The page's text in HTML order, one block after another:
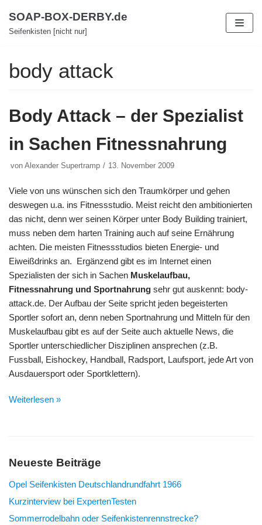
Zum
Inhalt
SOAP-BOX-DERBY.de
Seifenkisten [nicht nur]
body attack
Body Attack – der Spezialist
in Sachen Fitnessnahrung
von Alexander Supertramp 13. November 2009
Viele von uns wünschen sich den Traumkörper und gehen
deswegen u.a. ins Fitnessstudio. Meist reicht den ambitionierten
das nicht, denn wer seinen Körper unter Body Building trainiert,
muss neben dem harten Training auch auf seine Ernährung
achten. Die meisten Fitnessstudios bieten Energie- und
Eiweißdrinks an. Ergänzend gibt es im Internet einen
Spezialisten der sich in Sachen Muskelaufbau,
Fitnessnahrung und Sportnahrung sehr gut auskennt: body-
attack.de. Der Aufbau der Seite spricht jeden begeisterten
Sportler sofort an, denn neben Sportnahrung und Mitteln für den
Muskelaufbau gibt es auf der Seite auch aktuelle News, die
Sportler unterschiedlicher Disziplinen ansprechen (z.B.
Fussball, Eishockey, Handball, Radsport, Laufsport, jede Art von
Ausdauersport oder Sportklettern).
Weiterlesen »
Neueste Beiträge
Opel Seifenkisten Deutschlandrundfahrt 1966
Kurzinterview bei ExpertenTesten
Sommerrodelbahn oder Seifenkistenrennstrecke?